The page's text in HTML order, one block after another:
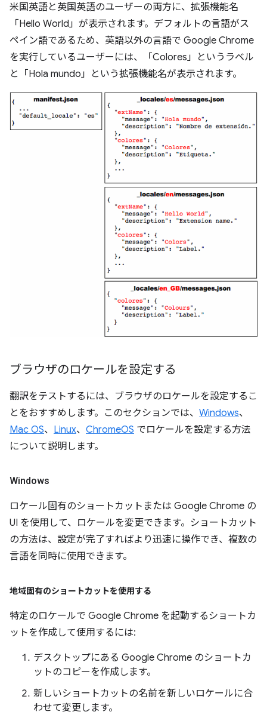
米国英語と英国英語のユーザーの両方に、拡張機能名
「Hello World」が表示されます。デフォルトの言語がス
ペイン語であるため、英語以外の言語で Google Chrome
を実行しているユーザーには、「Colores」というラベル
と「Hola mundo」という拡張機能名が表示されます。
ブラウザのロケールを設定する
翻訳をテストするには、ブラウザのロケールを設定するこ
とをおすすめします。このセクションでは、 Windows、
Mac OS、 Linux、 ChromeOS でロケールを設定する方法
について説明します。
Windows
ロケール固有のショートカットまたは Google Chrome の
UI を使用して、ロケールを変更できます。ショートカット
の方法は、設定が完了すればより迅速に操作でき、複数の
言語を同時に使用できます。
地域固有のショートカットを使用する
特定のロケールで Google Chrome を起動するショートカ
ットを作成して使用するには:
デスクトップにある Google Chrome のショートカ
ットのコピーを作成します。
新しいショートカットの名前を新しいロケールに合
わせて変更します。